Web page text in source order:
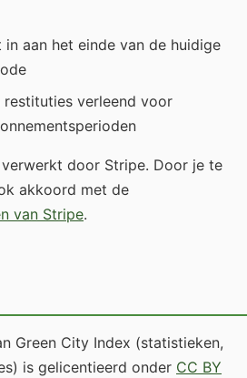
aan het einde van de huidige
restituties verleend voor
door Stripe. Door je te
akkoord met de
van Stripe.
Green City Index (statistieken,
is gelicentieerd onder CC BY